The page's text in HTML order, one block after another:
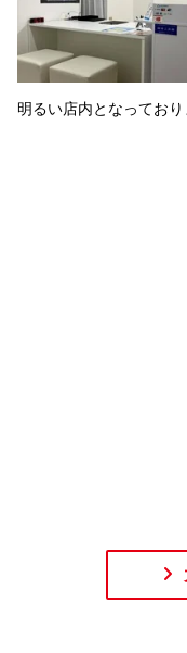
明るい店内となっており